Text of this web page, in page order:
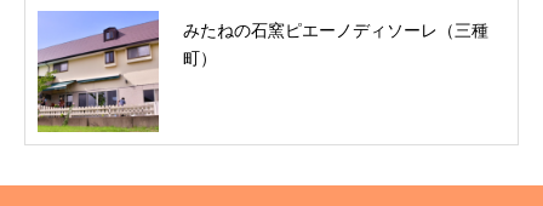
みたねの石窯ピエーノディソーレ（三種
町）